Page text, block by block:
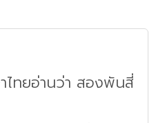
ไทยอ่านว่า สองพันสี่